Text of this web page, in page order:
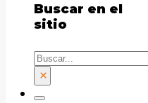
Buscar en el
sitio
Buscar
×
La Plataforma Más
grave riesgo de